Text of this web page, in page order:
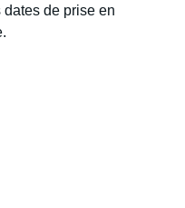
de prise en